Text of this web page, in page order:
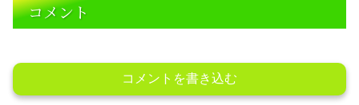
コメント
コメントを書き込む